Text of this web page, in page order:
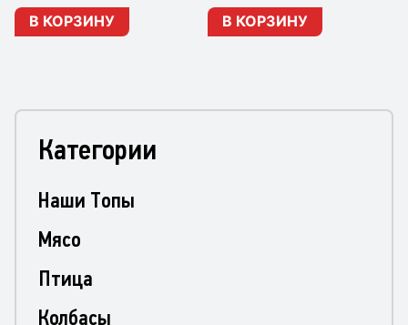
В КОРЗИНУ В КОРЗИНУ
Категории
Наши Топы
Мясо
Птица
Колбасы